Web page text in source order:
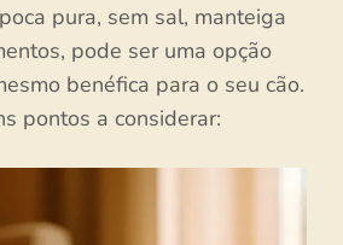
pura, sem sal, manteiga
pode ser uma opção
benéfica para o seu cão.
pontos a considerar: